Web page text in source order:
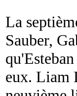
La
Sauber,
eux. Liam